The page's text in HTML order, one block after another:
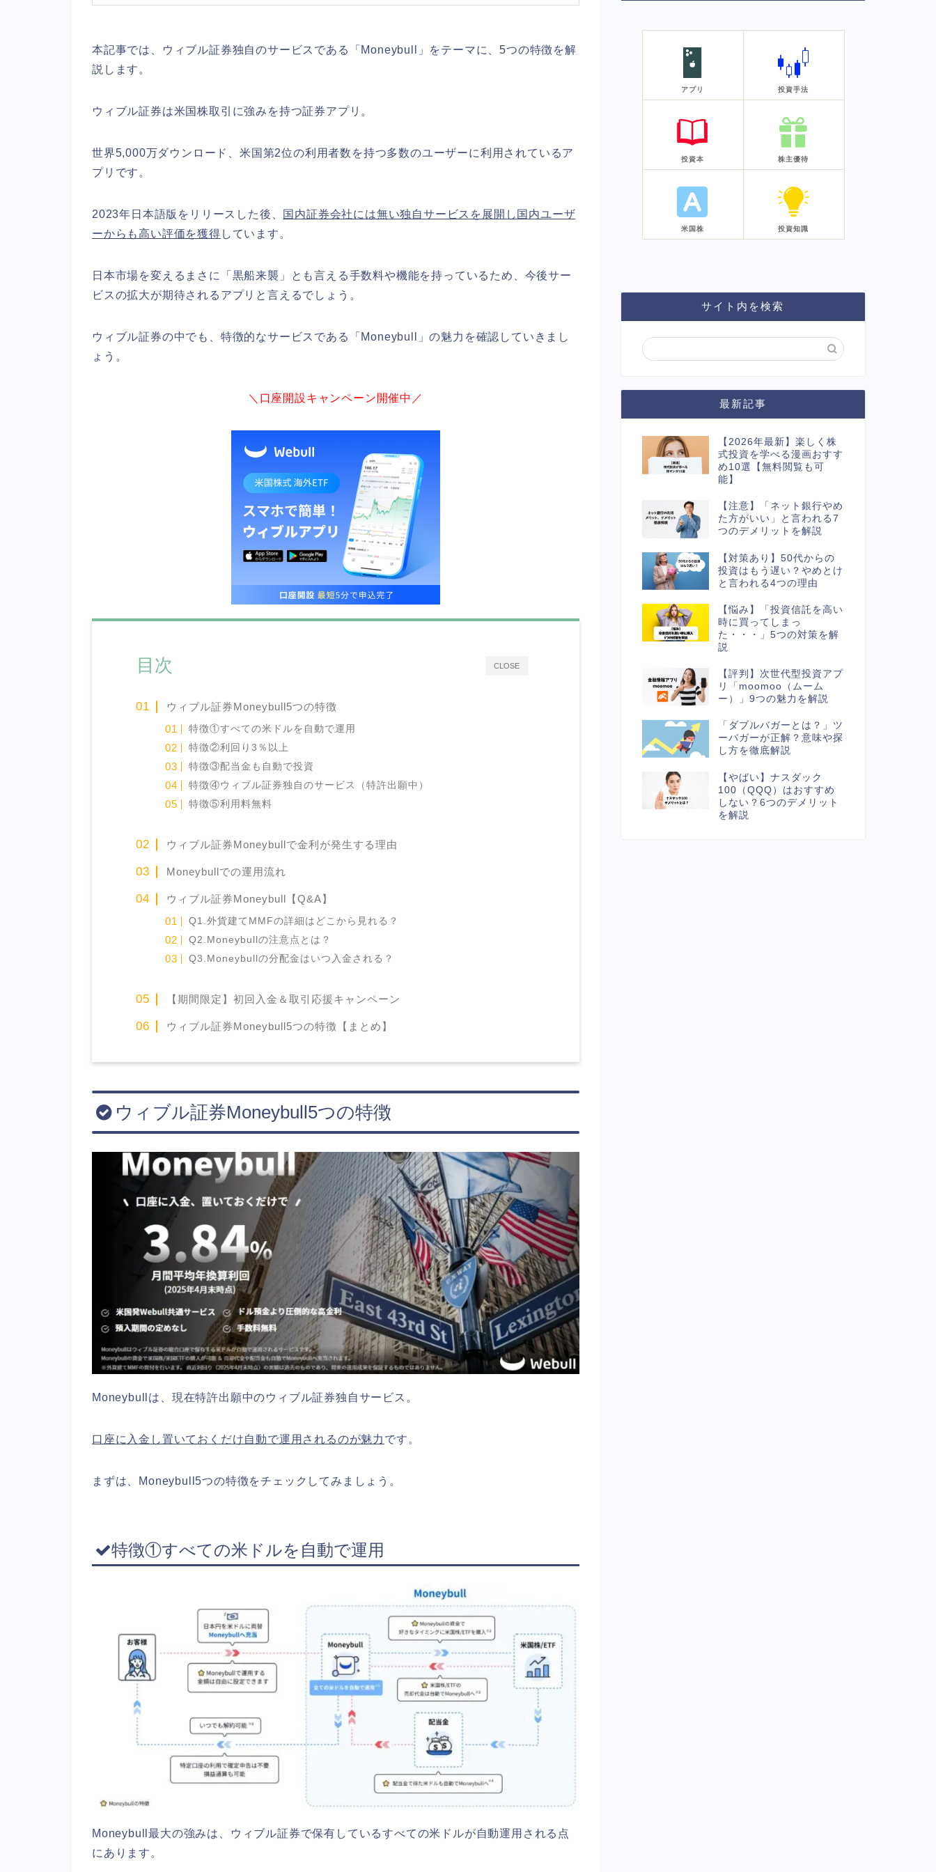
本記事では、ウィブル証券独自のサービスである「Moneybull」をテーマに、5つの特徴を解
説します。
ウィブル証券は米国株取引に強みを持つ証券アプリ。
世界5,000万ダウンロード、米国第2位の利用者数を持つ多数のユーザーに利用されているア
プリです。
2023年日本語版をリリースした後、 国内証券会社には無い独自サービスを展開し国内ユーザ
ーからも高い評価を獲得 しています。
日本市場を変えるまさに「黒船来襲」とも言える手数料や機能を持っているため、今後サー
ビスの拡大が期待されるアプリと言えるでしょう。
ウィブル証券の中でも、特徴的なサービスである「Moneybull」の魅力を確認していきまし
ょう。
＼口座開設キャンペーン開催中／
CLOSE
目次
ウィブル証券Moneybull5つの特徴
特徴①すべての米ドルを自動で運用
特徴②利回り3％以上
特徴③配当金も自動で投資
特徴④ウィブル証券独自のサービス（特許出願中）
特徴⑤利用料無料
ウィブル証券Moneybullで金利が発生する理由
Moneybullでの運用流れ
ウィブル証券Moneybull【Q&A】
Q1.外貨建てMMFの詳細はどこから見れる？
Q2.Moneybullの注意点とは？
Q3.Moneybullの分配金はいつ入金される？
【期間限定】初回入金＆取引応援キャンペーン
ウィブル証券Moneybull5つの特徴【まとめ】
ウィブル証券Moneybull5つの特徴
Moneybullは、現在特許出願中のウィブル証券独自サービス。
口座に入金し置いておくだけ自動で運用されるのが魅力 です。
まずは、Moneybull5つの特徴をチェックしてみましょう。
特徴①すべての米ドルを自動で運用
Moneybull最大の強みは、ウィブル証券で保有しているすべての米ドルが自動運用される点
にあります。
アプリ 投資手法
投資本 株主優待
米国株 投資知識
サイト内を検索
最新記事
【2026年最新】楽しく株
式投資を学べる漫画おすす
め10選【無料閲覧も可
能】
【注意】「ネット銀行やめ
た方がいい」と言われる7
つのデメリットを解説
【対策あり】50代からの
投資はもう遅い？やめとけ
と言われる4つの理由
【悩み】「投資信託を高い
時に買ってしまっ
た・・・」5つの対策を解
説
【評判】次世代型投資アプ
リ「moomoo（ムーム
ー）」9つの魅力を解説
「ダブルバガーとは？」ツ
ーバガーが正解？意味や探
し方を徹底解説
【やばい】ナスダック
100（QQQ）はおすすめ
しない？6つのデメリット
を解説